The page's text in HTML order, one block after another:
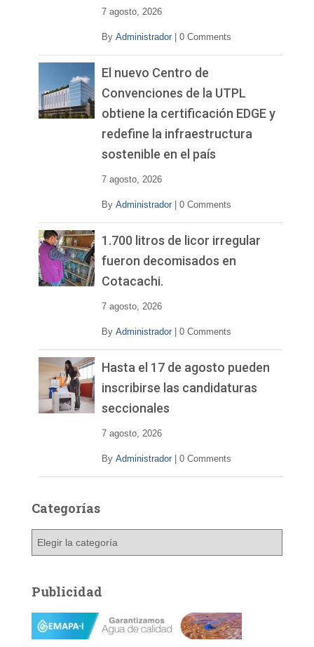
7 agosto, 2026
By Administrador 0 Comments
El nuevo Centro de
Convenciones de la UTPL
obtiene la certificación EDGE y
redefine la infraestructura
sostenible en el país
7 agosto, 2026
By Administrador 0 Comments
1.700 litros de licor irregular
fueron decomisados en
Cotacachi.
7 agosto, 2026
By Administrador 0 Comments
Hasta el 17 de agosto pueden
inscribirse las candidaturas
seccionales
7 agosto, 2026
By Administrador 0 Comments
Categorías
g
o
Publicidad